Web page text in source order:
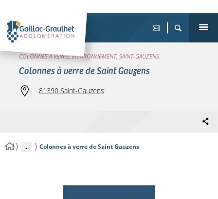
COLONNES À VERRE, ENVIRONNEMENT, SAINT-GAUZENS
Colonnes à verre de Saint Gauzens
81390 Saint-Gauzens
... Colonnes à verre de Saint Gauzens